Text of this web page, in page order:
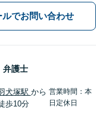
します。「相談者様に
対応」【個室対応／守
ルでお問い合わせ
弁護士
犬塚駅 から
歩10分
営業時間：本
日定休日